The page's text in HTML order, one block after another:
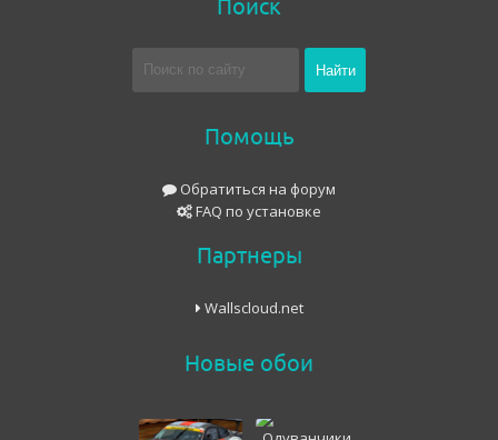
Поиск
Помощь
Обратиться на форум
FAQ по установке
Партнеры
Wallscloud.net
Новые обои